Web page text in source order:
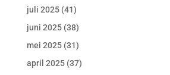
juli 2025(41)
juni 2025(38)
mei 2025(31)
april 2025(37)